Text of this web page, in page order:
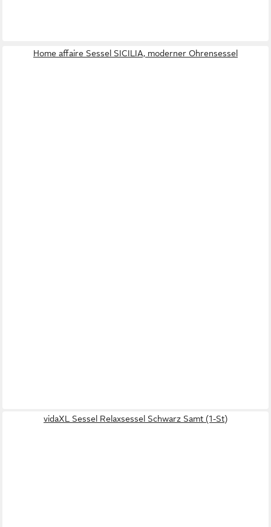
Home affaire Sessel SICILIA, moderner Ohrensessel
vidaXL Sessel Relaxsessel Schwarz Samt (1-St)